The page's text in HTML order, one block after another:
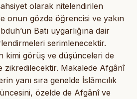
olarak nitelendirilen
onun gözde öğrencisi ve yakın
Batı uygarlığına dair
serimlenecektir.
kimi görüş ve düşünceleri de
zikredilecektir. Makalede Afgânî
yanı sıra genelde İslâmcılık
özelde de Afgânî ve